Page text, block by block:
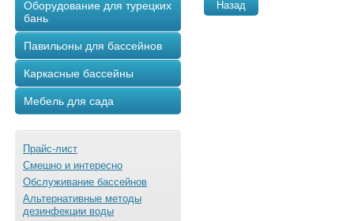
Оборудование для турецких
бань
Павильоны для бассейнов
Каркасные бассейны
Мебель для сада
Прайс-лист
Смешно и интересно
Обслуживание бассейнов
Альтернативные методы
дезинфекции воды
Назад